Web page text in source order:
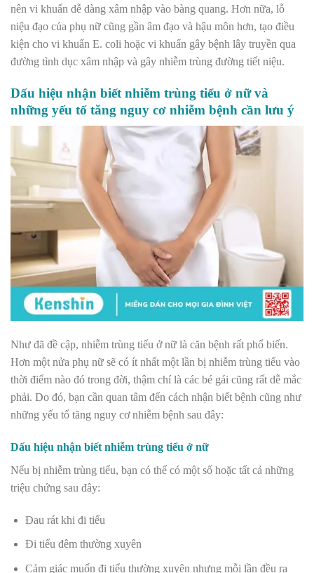
nên vi khuẩn dễ dàng xâm nhập vào bàng quang. Hơn nữa, lỗ
niệu đạo của phụ nữ cũng gần âm đạo và hậu môn hơn, tạo điều
kiện cho vi khuẩn E. coli hoặc vi khuẩn gây bệnh lây truyền qua
đường tình dục xâm nhập và gây nhiễm trùng đường tiết niệu.
Dấu hiệu nhận biết nhiễm trùng tiểu ở nữ và
những yếu tố tăng nguy cơ nhiễm bệnh cần lưu ý
Như đã đề cập, nhiễm trùng tiểu ở nữ là căn bệnh rất phổ biến.
Hơn một nửa phụ nữ sẽ có ít nhất một lần bị nhiễm trùng tiểu vào
thời điểm nào đó trong đời, thậm chí là các bé gái cũng rất dễ mắc
phải. Do đó, bạn cần quan tâm đến cách nhận biết bệnh cũng như
những yếu tố tăng nguy cơ nhiễm bệnh sau đây:
Dấu hiệu nhận biết nhiễm trùng tiểu ở nữ
Nếu bị nhiễm trùng tiểu, bạn có thể có một số hoặc tất cả những
triệu chứng sau đây:
Đau rát khi đi tiểu
Đi tiểu đêm thường xuyên
Cảm giác muốn đi tiểu thường xuyên nhưng mỗi lần đều ra